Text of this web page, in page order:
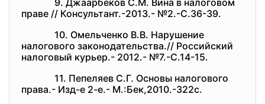
праве // Консультант.-2013.- №2.-С.36-39.
10. Омельченко В.В. Нарушение
налогового законодательства.// Российский
налоговый курьер.- 2012.- №7.-С.14-15.
11. Пепеляев С.Г. Основы налогового
права.- Изд-е 2-е.- М.:Бек,2010.-322с.